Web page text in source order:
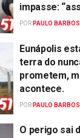
impasse:
POR PAULO
Eunápolis
terra do
prometem,
acontece.
POR PAULO
O perigo sai